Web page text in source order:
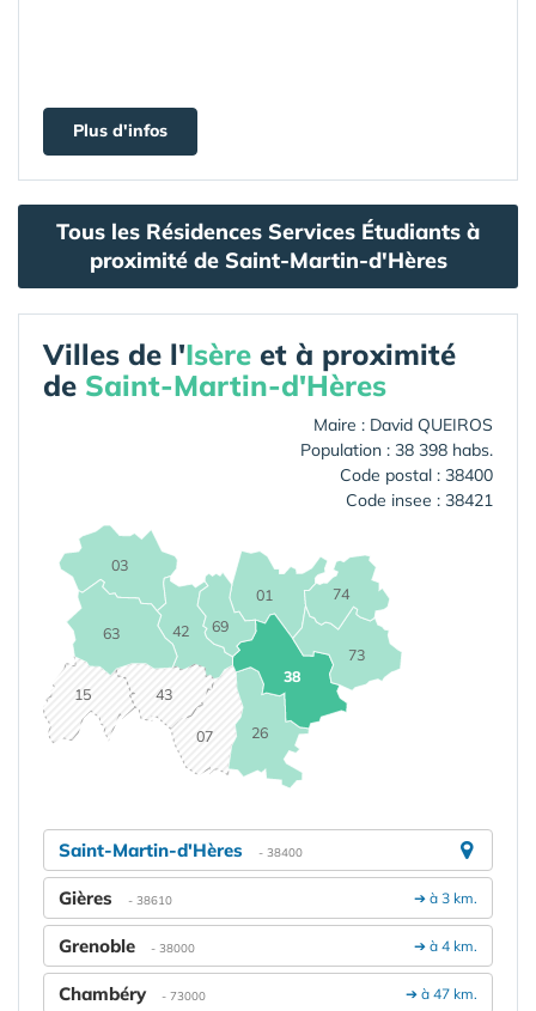
Plus d'infos
Tous les Résidences Services Étudiants à
proximité de Saint-Martin-d'Hères
Villes de l'Isère et à proximité
de Saint-Martin-d'Hères
Maire : David QUEIROS
Population : 38 398 habs.
Code postal : 38400
Code insee : 38421
01
03
07
15
26
38
42
43
63
69
73
74
Saint-Martin-d'Hères - 38400
➔ à 3 km.
Gières - 38610
➔ à 4 km.
Grenoble - 38000
➔ à 47 km.
Chambéry - 73000